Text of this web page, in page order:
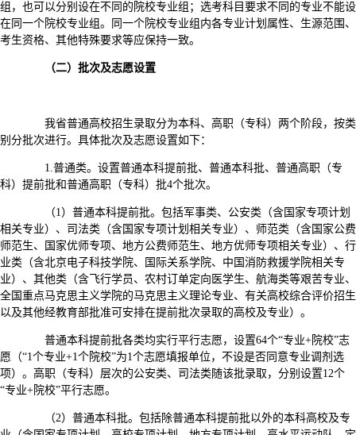
组，也可以分别设在不同的院校专业组；选考科目要求不同的专业不能设
在同一个院校专业组。同一个院校专业组内各专业计划属性、生源范围、
考生资格、其他特殊要求等应保持一致。
（二）批次及志愿设置
我省普通高校招生录取分为本科、高职（专科）两个阶段，按类
别分批次进行。具体批次及志愿设置如下：
1.普通类。设置普通本科提前批、普通本科批、普通高职（专
科）提前批和普通高职（专科）批4个批次。
（1）普通本科提前批。包括军事类、公安类（含国家专项计划
相关专业）、司法类（含国家专项计划相关专业）、师范类（含国家公费
师范生、国家优师专项、地方公费师范生、地方优师专项相关专业）、行
业类（含北京电子科技学院、国际关系学院、中国消防救援学院相关专
业）、其他类（含飞行学员、农村订单定向医学生、航海类等艰苦专业、
全国重点马克思主义学院的马克思主义理论专业、有关高校综合评价招生
以及其他经教育部批准可安排在提前批次录取的高校及专业）。
普通本科提前批各类均实行平行志愿，设置64个“专业+院校”志
愿（“1个专业+1个院校”为1个志愿填报单位，不设是否同意专业调剂选
项）。高职（专科）层次的公安类、司法类随该批录取，分别设置12个
“专业+院校”平行志愿。
（2）普通本科批。包括除普通本科提前批以外的本科高校及专